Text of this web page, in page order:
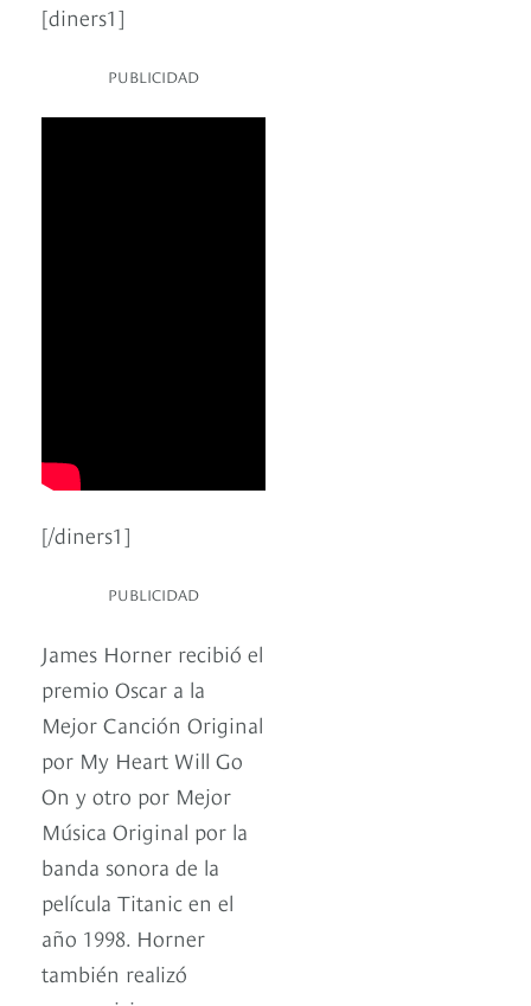
[diners1]
PUBLICIDAD
[/diners1]
PUBLICIDAD
James Horner recibió el
premio Oscar a la
Mejor Canción Original
por My Heart Will Go
On y otro por Mejor
Música Original por la
banda sonora de la
película Titanic en el
año 1998. Horner
también realizó